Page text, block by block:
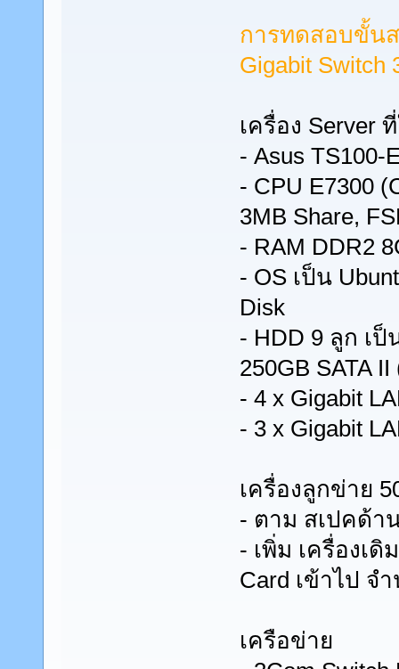
การทดสอบขั้นส
Gigabit Switch
เครื่อง Server
- Asus
- CPU E7300
3MB Share,
- RAM DDR2
- OS เป็น
Disk
- HDD 9 ลูก เ
250GB SATA
- 4 x Gigabit
- 3 x Gigabit
เครื่องลูกข่าย
- ตาม สเปคด้า
- เพิ่ม เครื่องเดิ
Card เข้าไป จ
เครือข่าย